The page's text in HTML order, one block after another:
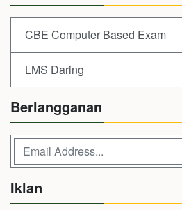
CBE Computer Based Exam
LMS Daring
Berlangganan
Iklan